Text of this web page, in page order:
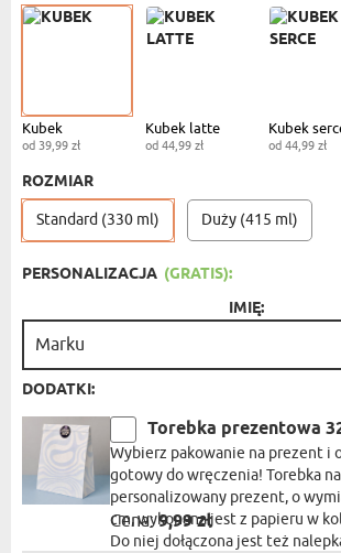
Kubek
od 39,99 zł
Kubek latte
od 44,99 zł
Kubek
od 44,99 zł
ROZMIAR
Standard (330 ml) Duży (415 ml)
PERSONALIZACJA (GRATIS):
IMIĘ:
DODATKI:
Torebka prezentowa
Wybierz pakowanie na prezent i
gotowy do wręczenia! Torebka
personalizowany prezent, o
cm, wykonana jest z papieru w
Do niej dołączona jest też
Cena:9,99 zł